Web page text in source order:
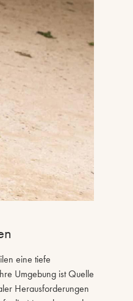
eine tiefe
Umgebung ist Quelle
Herausforderungen